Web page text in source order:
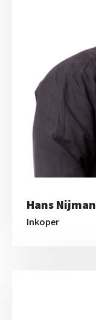
Hans Nijman
Inkoper